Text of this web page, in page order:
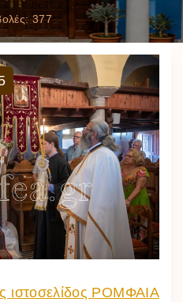
377
ιστοσελίδος ΡΟΜΦΑΙΑ